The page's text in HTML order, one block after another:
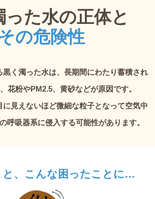
った水の正体と
の危険性
黒く濁った水は、長期間にわたり蓄積され
花粉やPM2.5、黄砂などが原因です。
に見えないほど微細な粒子となって空気中
呼吸器系に侵入する可能性があります。
と、こんな困ったことに…